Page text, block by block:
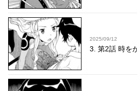
2025/09/12
3. 第2話 時を